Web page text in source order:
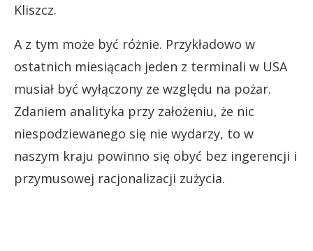
Kliszcz.
A z tym może być różnie. Przykładowo w
ostatnich miesiącach jeden z terminali w USA
musiał być wyłączony ze względu na pożar.
Zdaniem analityka przy założeniu, że nic
niespodziewanego się nie wydarzy, to w
naszym kraju powinno się obyć bez ingerencji i
przymusowej racjonalizacji zużycia.